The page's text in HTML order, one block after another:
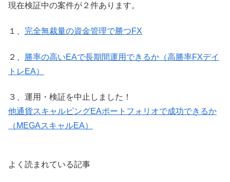
現在検証中の案件が２件あります。
１、 完全無裁量の資金管理で勝つFX
２、 勝率の高いEAで長期間運用できるか（高勝率FXデイ
トレEA）
３、運用・検証を中止しました！
他通貨スキャルピングEAポートフォリオで成功できるか
（MEGAスキャルEA）
よく読まれている記事